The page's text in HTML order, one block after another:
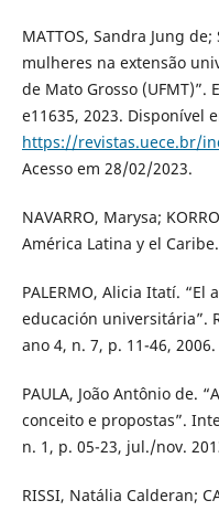
MATTOS, Sandra Jung
mulheres na extensão
de Mato Grosso (UFMT)”.
e11635, 2023. Disponível
https://revistas.uece.br/
Acesso em 28/02/2023.
NAVARRO, Marysa;
América Latina y el
PALERMO, Alicia Itatí. “El
educación universitária”.
ano 4, n. 7, p. 11-46, 2006.
PAULA, João Antônio de.
conceito e propostas”.
n. 1, p. 05-23, jul./nov.
RISSI, Natália Calderan;